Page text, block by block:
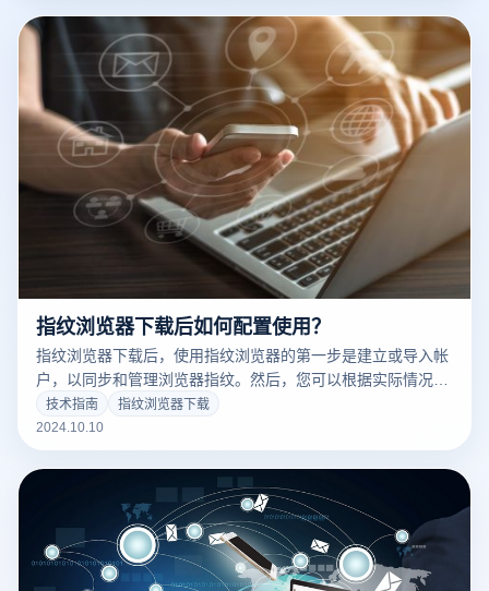
指纹浏览器下载后如何配置使用？
指纹浏览器下载后，使用指纹浏览器的第一步是建立或导入帐
户，以同步和管理浏览器指纹。然后，您可以根据实际情况设
置虚拟IP、浏览器指纹参数（如分辨率、时区、语言等）确保
每个配置与目标平台之间没有相关矛盾。此外，还可以根据业
务需要建立多个环境变量，以确保不同帐户或平台之间的无缝
切换。
技术指南
指纹浏览器下载
2024.10.10